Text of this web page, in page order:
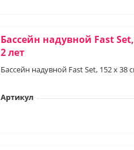
Бассейн надувной Fast
2 лет
Бассейн надувной Fast Set, 152 х 38
Артикул